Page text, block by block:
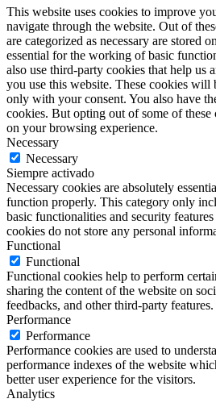
This website uses cookies to improve
navigate through the website. Out of
are categorized as necessary are stored
essential for the working of basic
also use third-party cookies that help us
you use this website. These cookies will
only with your consent. You also have
cookies. But opting out of some of these
on your browsing experience.
Necessary
Necessary
Siempre activado
Necessary cookies are absolutely
function properly. This category only
basic functionalities and security
cookies do not store any personal
Functional
Functional
Functional cookies help to perform
sharing the content of the website on
feedbacks, and other third-party features.
Performance
Performance
Performance cookies are used to
performance indexes of the website
better user experience for the visitors.
Analytics